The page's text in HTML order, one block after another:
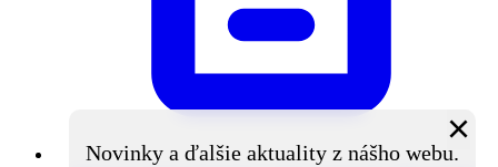
Novinky a ďalšie aktuality z nášho webu.
×